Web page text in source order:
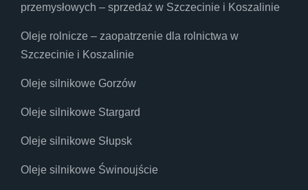
przemysłowych – sprzedaż w Szczecinie i Koszalinie
Oleje rolnicze – zaopatrzenie dla rolnictwa w
Szczecinie i Koszalinie
Oleje silnikowe Gorzów
Oleje silnikowe Stargard
Oleje silnikowe Słupsk
Oleje silnikowe Świnoujście